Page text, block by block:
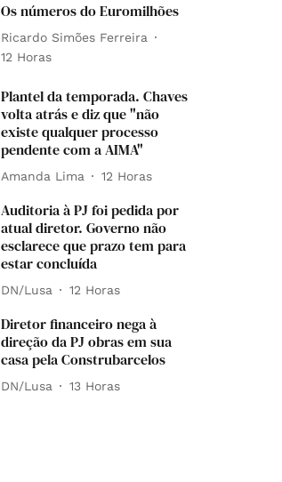
Os números do Euromilhões
Ricardo Simões Ferreira
12 Horas
Plantel da temporada. Chaves
volta atrás e diz que "não
existe qualquer processo
pendente com a AIMA"
Amanda Lima 12 Horas
Auditoria à PJ foi pedida por
atual diretor. Governo não
esclarece que prazo tem para
estar concluída
DN/Lusa 12 Horas
Diretor financeiro nega à
direção da PJ obras em sua
casa pela Construbarcelos
DN/Lusa 13 Horas